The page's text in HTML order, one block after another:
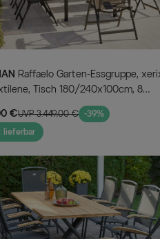
Tisch 180/240x100cm, 8
€UVP 3.449,00 € -39%
lieferbar